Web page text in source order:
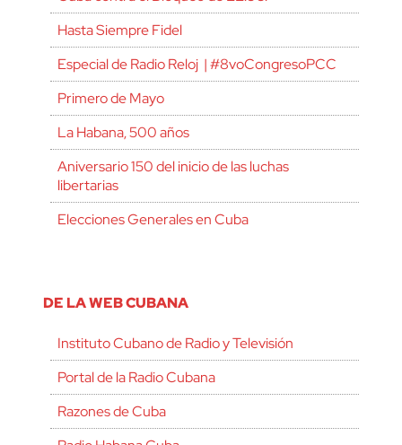
Hasta Siempre Fidel
Especial de Radio Reloj | #8voCongresoPCC
Primero de Mayo
La Habana, 500 años
Aniversario 150 del inicio de las luchas
libertarias
Elecciones Generales en Cuba
DE LA WEB CUBANA
Instituto Cubano de Radio y Televisión
Portal de la Radio Cubana
Razones de Cuba